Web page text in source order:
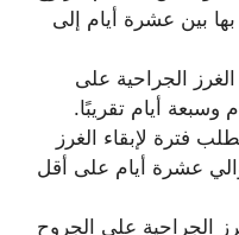
بها بين عشرة أيام إلى
الجراحية على
وسبعة أيام تقريبًا.
فترة لإبقاء الغرز
عشرة أيام على أقل
الجراحية على الجروح